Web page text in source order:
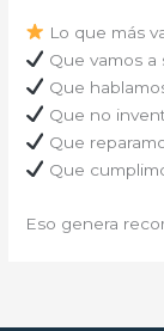
Lo que más
Que vamos a
Que
Que no
Que
Que
Eso genera